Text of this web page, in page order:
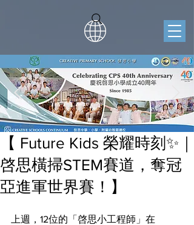
【 Future Kids 榮耀時刻✨｜
啓思橫掃STEM賽道，奪冠
亞進軍世界賽！】
上週，12位的「啓思小工程師」在